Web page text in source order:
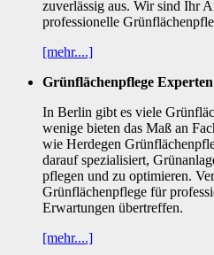
zuverlässig aus. Wir sind Ihr
professionelle
[mehr....]
Grünflächenpflege
In Berlin gibt es viele
wenige bieten das Maß an
wie Herdegen
darauf spezialisiert,
pflegen und zu optimieren.
Grünflächenpflege für
Erwartungen übertreffen.
[mehr....]